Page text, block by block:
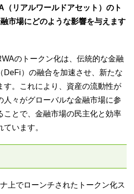
（リアルワールドアセット）のト
市場にどのような影響を与えます
のトークン化は、伝統的な金融
DeFi）の融合を加速させ、新たな
す。これにより、資産の流動性が
人々がグローバルな金融市場に参
ことで、金融市場の民主化と効率
います。
上でローンチされたトークン化ス